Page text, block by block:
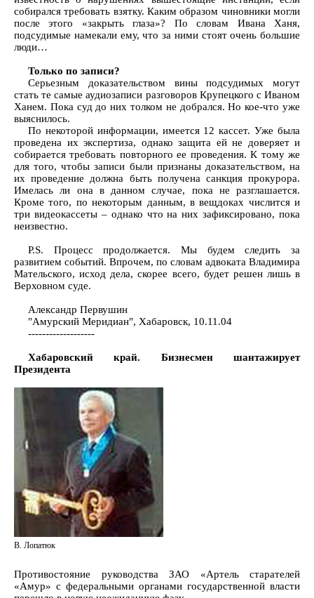
собирался требовать взятку. Каким образом чиновники могли
после этого «закрыть глаза»? По словам Ивана Ханя,
подсудимые намекали ему, что за ними стоят очень большие
люди…
Только по записи?
Серьезным доказательством вины подсудимых могут
стать те самые аудиозаписи разговоров Крупецкого с Иваном
Ханем. Пока суд до них толком не добрался. Но кое-что уже
выяснилось.
По некоторой информации, имеется 12 кассет. Уже была
проведена их экспертиза, однако защита ей не доверяет и
собирается требовать повторного ее проведения. К тому же
для того, чтобы записи были признаны доказательством, на
их проведение должна быть получена санкция прокурора.
Имелась ли она в данном случае, пока не разглашается.
Кроме того, по некоторым данным, в вещдоках числится и
три видеокассеты – однако что на них зафиксировано, пока
неизвестно.
P.S. Процесс продолжается. Мы будем следить за
развитием событий. Впрочем, по словам адвоката Владимира
Мательского, исход дела, скорее всего, будет решен лишь в
Верховном суде.
Александр Первушин
"Амурский Меридиан", Хабаровск, 10.11.04
-------------------
Хабаровский край. Бизнесмен шантажирует
Президента
В. Лопатюк
Противостояние руководства ЗАО «Артель старателей
«Амур» с федеральными органами государственной власти